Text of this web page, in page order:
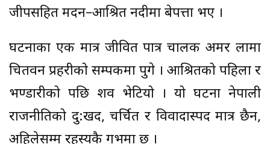
जीपसहित मदन–आश्रित नदीमा बेपत्ता भए ।
घटनाका एक मात्र जीवित पात्र चालक अमर लामा
चितवन प्रहरीको सम्पर्कमा पुगे । आश्रितको पहिला र
भण्डारीको पछि शव भेटियो । यो घटना नेपाली
राजनीतिको दु:खद, चर्चित र विवादास्पद मात्र छैन,
अहिलेसम्म रहस्यकै गर्भमा छ ।